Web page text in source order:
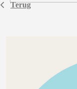
Terug